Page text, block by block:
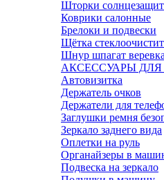
Шторки
Коврики салонные
Брелоки и подвески
Щётка
Шнур шпагат веревка
АКСЕССУАРЫ
Автовизитка
Держатель очков
Держатели для
Заглушки ремня
Зеркало заднего вида
Оплетки на руль
Органайзеры в
Подвеска на зеркало